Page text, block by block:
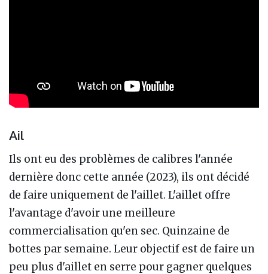
Ail
Ils ont eu des problèmes de calibres l'année
dernière donc cette année (2023), ils ont décidé
de faire uniquement de l'aillet. L'aillet offre
l'avantage d'avoir une meilleure
commercialisation qu'en sec. Quinzaine de
bottes par semaine. Leur objectif est de faire un
peu plus d'aillet en serre pour gagner quelques